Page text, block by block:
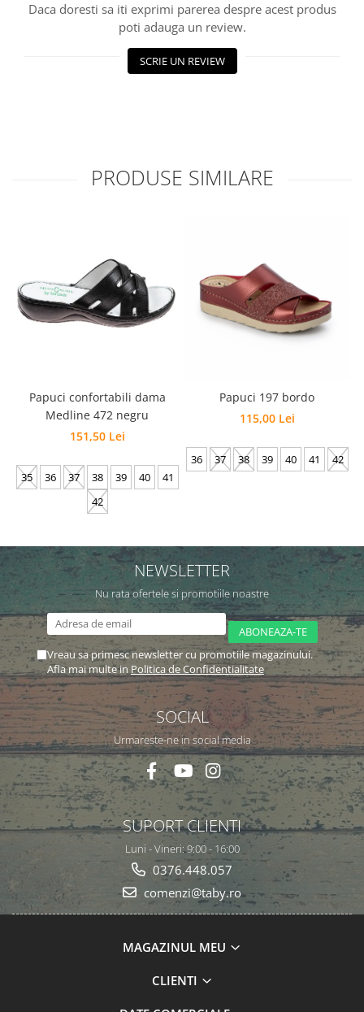
Daca doresti sa iti exprimi parerea despre acest produs
poti adauga un review.
SCRIE UN REVIEW
PRODUSE SIMILARE
Papuci confortabili dama
Medline 472 negru
151,50 Lei
35 36 37 38 39 40
41
42
Papuci 197 bordo
115,00 Lei
36 37 38 39 40 41 42
NEWSLETTER
Nu rata ofertele si promotiile noastre
Vreau sa primesc newsletter cu promotiile magazinului.
Afla mai multe in Politica de Confidentialitate
SOCIAL
Urmareste-ne in social media
SUPORT CLIENTI
Luni - Vineri: 9:00 - 16:00
0376.448.057
comenzi@taby.ro
MAGAZINUL MEU
CLIENTI